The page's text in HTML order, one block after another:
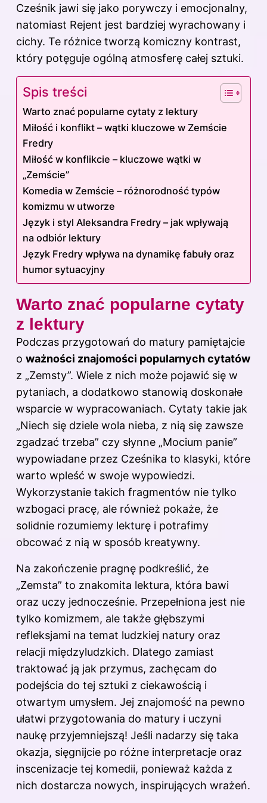
Cześnik jawi się jako porywczy i emocjonalny,
natomiast Rejent jest bardziej wyrachowany i
cichy. Te różnice tworzą komiczny kontrast,
który potęguje ogólną atmosferę całej sztuki.
Spis treści
Warto znać popularne cytaty z lektury
Miłość i konflikt – wątki kluczowe w Zemście
Fredry
Miłość w konflikcie – kluczowe wątki w
„Zemście”
Komedia w Zemście – różnorodność typów
komizmu w utworze
Język i styl Aleksandra Fredry – jak wpływają
na odbiór lektury
Język Fredry wpływa na dynamikę fabuły oraz
humor sytuacyjny
Warto znać popularne cytaty
z lektury
Podczas przygotowań do matury pamiętajcie
o ważności znajomości popularnych cytatów
z „Zemsty”. Wiele z nich może pojawić się w
pytaniach, a dodatkowo stanowią doskonałe
wsparcie w wypracowaniach. Cytaty takie jak
„Niech się dziele wola nieba, z nią się zawsze
zgadzać trzeba” czy słynne „Mocium panie”
wypowiadane przez Cześnika to klasyki, które
warto wpleść w swoje wypowiedzi.
Wykorzystanie takich fragmentów nie tylko
wzbogaci pracę, ale również pokaże, że
solidnie rozumiemy lekturę i potrafimy
obcować z nią w sposób kreatywny.
Na zakończenie pragnę podkreślić, że
„Zemsta” to znakomita lektura, która bawi
oraz uczy jednocześnie. Przepełniona jest nie
tylko komizmem, ale także głębszymi
refleksjami na temat ludzkiej natury oraz
relacji międzyludzkich. Dlatego zamiast
traktować ją jak przymus, zachęcam do
podejścia do tej sztuki z ciekawością i
otwartym umysłem. Jej znajomość na pewno
ułatwi przygotowania do matury i uczyni
naukę przyjemniejszą! Jeśli nadarzy się taka
okazja, sięgnijcie po różne interpretacje oraz
inscenizacje tej komedii, ponieważ każda z
nich dostarcza nowych, inspirujących wrażeń.